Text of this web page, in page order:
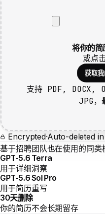
将你的简
或点
获取
支持 PDF, DOCX,
JPG，
Encrypted·Auto-deleted
基于招聘团队也在使用的同类
GPT-5.6 Terra
用于详细洞察
GPT-5.6 Sol Pro
用于简历重写
30天删除
你的简历不会长期留存